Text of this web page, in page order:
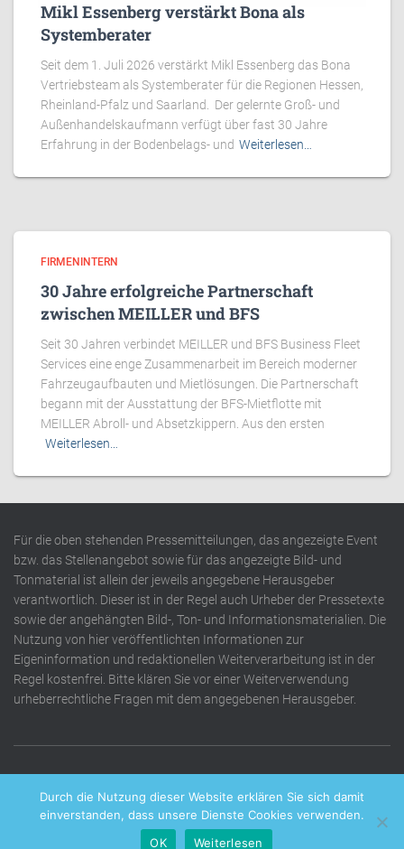
Mikl Essenberg verstärkt Bona als
Systemberater
Seit dem 1. Juli 2026 verstärkt Mikl Essenberg das Bona
Vertriebsteam als Systemberater für die Regionen Hessen,
Rheinland-Pfalz und Saarland. Der gelernte Groß- und
Außenhandelskaufmann verfügt über fast 30 Jahre
Erfahrung in der Bodenbelags- und Weiterlesen…
FIRMENINTERN
30 Jahre erfolgreiche Partnerschaft
zwischen MEILLER und BFS
Seit 30 Jahren verbindet MEILLER und BFS Business Fleet
Services eine enge Zusammenarbeit im Bereich moderner
Fahrzeugaufbauten und Mietlösungen. Die Partnerschaft
begann mit der Ausstattung der BFS-Mietflotte mit
MEILLER Abroll- und Absetzkippern. Aus den ersten
Weiterlesen…
Für die oben stehenden Pressemitteilungen, das angezeigte Event
bzw. das Stellenangebot sowie für das angezeigte Bild- und
Tonmaterial ist allein der jeweils angegebene Herausgeber
verantwortlich. Dieser ist in der Regel auch Urheber der Pressetexte
sowie der angehängten Bild-, Ton- und Informationsmaterialien. Die
Nutzung von hier veröffentlichten Informationen zur
Eigeninformation und redaktionellen Weiterverarbeitung ist in der
Regel kostenfrei. Bitte klären Sie vor einer Weiterverwendung
urheberrechtliche Fragen mit dem angegebenen Herausgeber.
Durch die Nutzung dieser Website erklären Sie sich damit
einverstanden, dass unsere Dienste Cookies verwenden.
OK
Weiterlesen